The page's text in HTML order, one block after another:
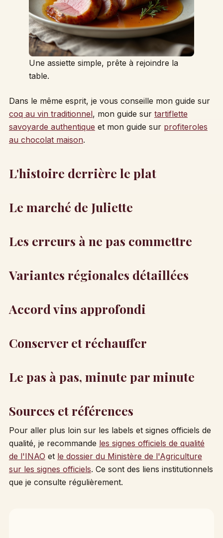
Une assiette simple, prête à rejoindre la
table.
Dans le même esprit, je vous conseille mon guide sur
coq au vin traditionnel, mon guide sur tartiflette
savoyarde authentique et mon guide sur profiteroles
au chocolat maison.
L'histoire derrière le plat
Le marché de Juliette
Les erreurs à ne pas commettre
Variantes régionales détaillées
Accord vins approfondi
Conserver et réchauffer
Le pas à pas, minute par minute
Sources et références
Pour aller plus loin sur les labels et signes officiels de
qualité, je recommande les signes officiels de qualité
de l'INAO et le dossier du Ministère de l'Agriculture
sur les signes officiels. Ce sont des liens institutionnels
que je consulte régulièrement.